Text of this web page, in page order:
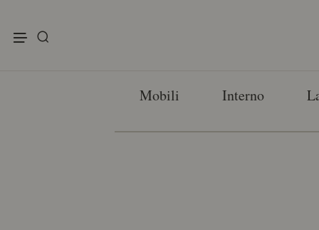
Mobili Interno